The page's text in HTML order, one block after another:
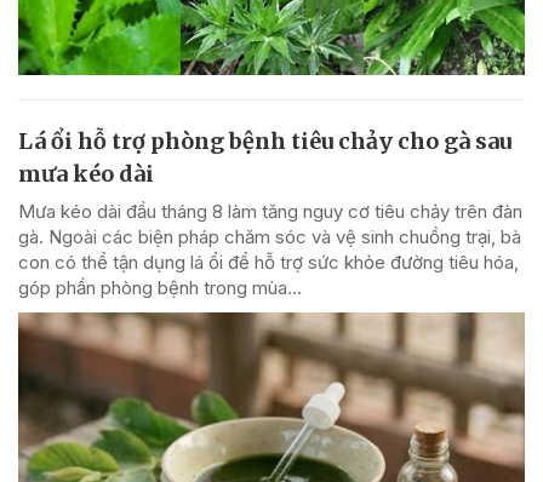
Lá ổi hỗ trợ phòng bệnh tiêu chảy cho gà sau
mưa kéo dài
Mưa kéo dài đầu tháng 8 làm tăng nguy cơ tiêu chảy trên đàn
gà. Ngoài các biện pháp chăm sóc và vệ sinh chuồng trại, bà
con có thể tận dụng lá ổi để hỗ trợ sức khỏe đường tiêu hóa,
góp phần phòng bệnh trong mùa...